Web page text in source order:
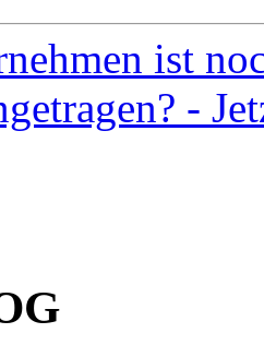
ist
-